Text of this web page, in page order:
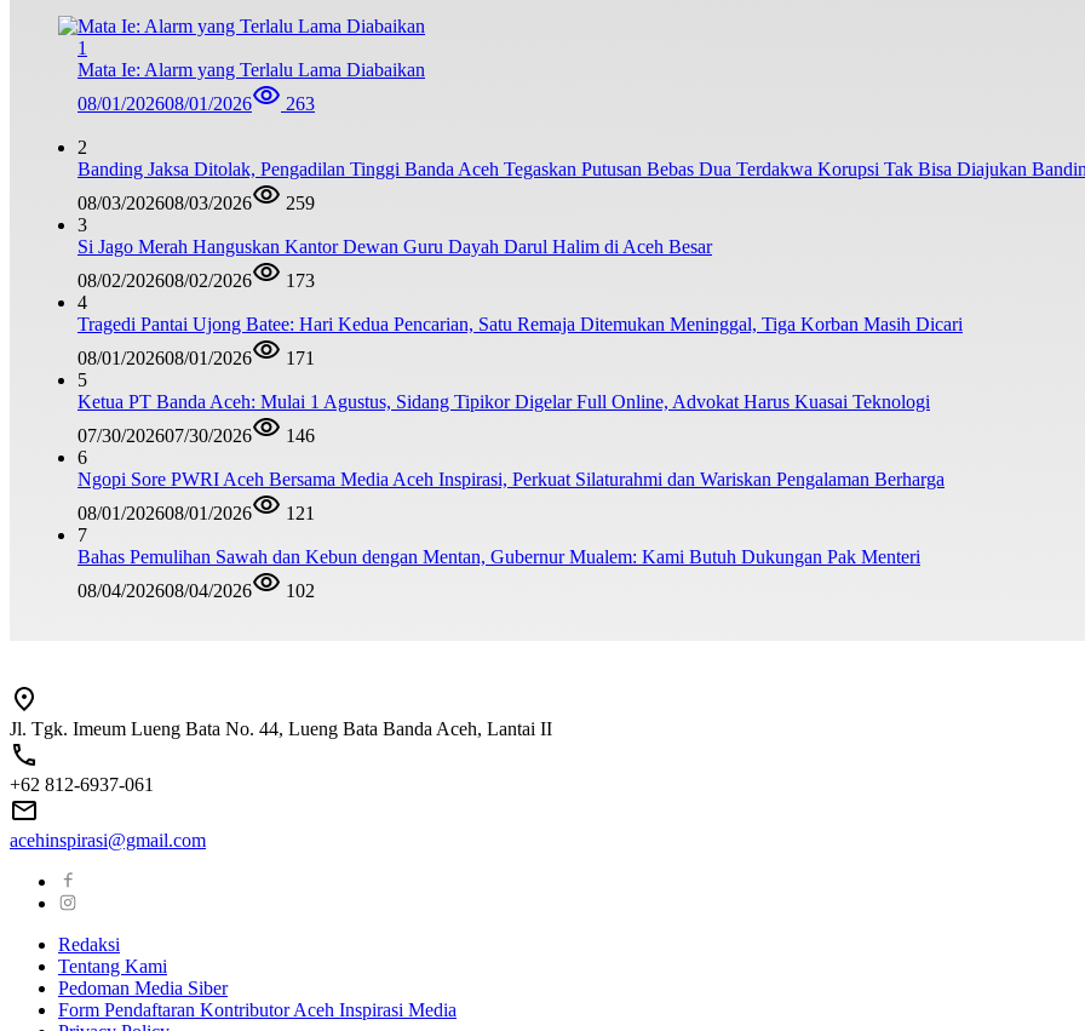
1
Mata Ie: Alarm yang Terlalu Lama Diabaikan
08/01/202608/01/2026 263
2
Banding Jaksa Ditolak, Pengadilan Tinggi Banda Aceh Tegaskan Putusan Bebas Dua Terdakwa Korupsi Tak Bisa Diajukan
08/03/202608/03/2026
259
3
Si Jago Merah Hanguskan Kantor Dewan Guru Dayah Darul Halim di Aceh Besar
08/02/202608/02/2026
173
4
Tragedi Pantai Ujong Batee: Hari Kedua Pencarian, Satu Remaja Ditemukan Meninggal, Tiga Korban Masih Dicari
08/01/202608/01/2026
171
5
Ketua PT Banda Aceh: Mulai 1 Agustus, Sidang Tipikor Digelar Full Online, Advokat Harus Kuasai Teknologi
07/30/202607/30/2026
146
6
Ngopi Sore PWRI Aceh Bersama Media Aceh Inspirasi, Perkuat Silaturahmi dan Wariskan Pengalaman Berharga
08/01/202608/01/2026
121
7
Bahas Pemulihan Sawah dan Kebun dengan Mentan, Gubernur Mualem: Kami Butuh Dukungan Pak Menteri
08/04/202608/04/2026 102
Jl. Tgk. Imeum Lueng Bata No. 44, Lueng Bata Banda Aceh, Lantai II
+62 812-6937-061
acehinspirasi@gmail.com
Redaksi
Tentang Kami
Pedoman Media Siber
Form Pendaftaran Kontributor Aceh Inspirasi Media